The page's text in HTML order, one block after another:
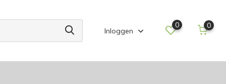
Inloggen
0 0